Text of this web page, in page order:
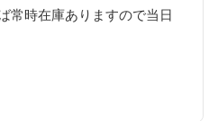
常時在庫ありますので当日